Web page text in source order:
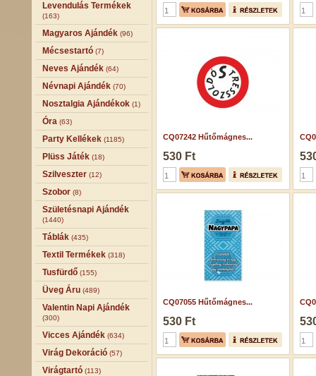
Levendulás Termékek
(163)
Magyaros Ajándék (96)
Mécsestartó (7)
Neves Ajándék (64)
Névnapi Ajándék (70)
Nosztalgia Ajándékok (1)
Óra (63)
Party Kellékek (1185)
Plüss Játék (18)
Szilveszter (12)
Szobor (8)
Születésnapi Ajándék
(1440)
Táblák (435)
Textil Termékek (318)
Tusfürdő (155)
Üveg Áru (489)
Valentin Napi Ajándék
(300)
Vicces Ajándék (634)
Virág Dekoráció (57)
Virágtartó (113)
CQ07242 Hűtőmágnes...
530 Ft
CQ07055 Hűtőmágnes...
530 Ft